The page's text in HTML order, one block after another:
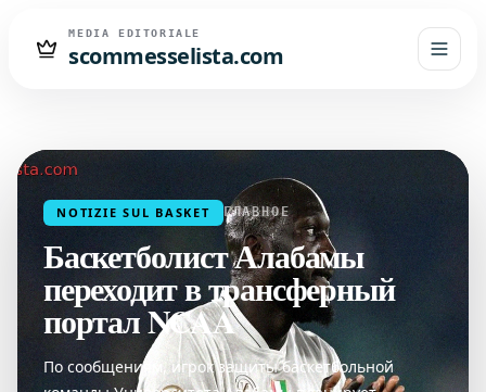
MEDIA EDITORIALE
scommesselista.com
NOTIZIE SUL BASKET ГЛАВНОЕ
Баскетболист Алабамы
переходит в трансферный
портал NCAA
По сообщениям, игрок защиты баскетбольной